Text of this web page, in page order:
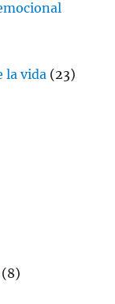
la vida (23)
(8)